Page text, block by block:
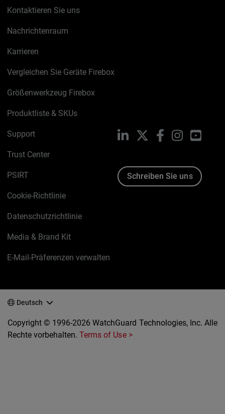
Kontaktieren Sie uns
Nachrichtenraum
Karrieren
Vergleichen Sie Geräte Firebox
Größenwerkzeug Firebox
Produktliste & SKUs
Support
Trust Center
PSIRT
Cookie-Richtlinie
Datenschutzrichtlinie
Media & Brand Kit
E-Mail-Präferenzen verwalten
LinkedIn FacebookInstagram
Schreiben Sie uns
Deutsch
Copyright © 1996-2026 WatchGuard Technologies, Inc. Alle
Rechte vorbehalten.Terms of Use >